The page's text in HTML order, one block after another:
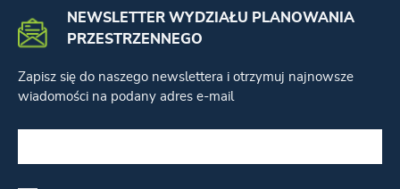
NEWSLETTER WYDZIAŁU PLANOWANIA
PRZESTRZENNEGO
Zapisz się do naszego newslettera i otrzymuj najnowsze
wiadomości na podany adres e-mail